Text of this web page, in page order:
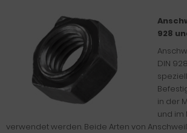
928
DIN
in der
und im
verwendet werden. Beide Arten von